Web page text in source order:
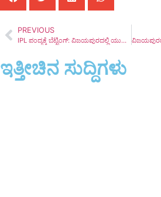
PREVIOUS
IPL ಪಂದ್ಯಕ್ಕೆ ಬೆಟ್ಟಿಂಗ್: ವಿಜಯಪುರದಲ್ಲಿ ಯುವಕ ಅರೆಸ್ಟ್!
ಇತ್ತೀಚಿನ ಸುದ್ದಿಗಳು